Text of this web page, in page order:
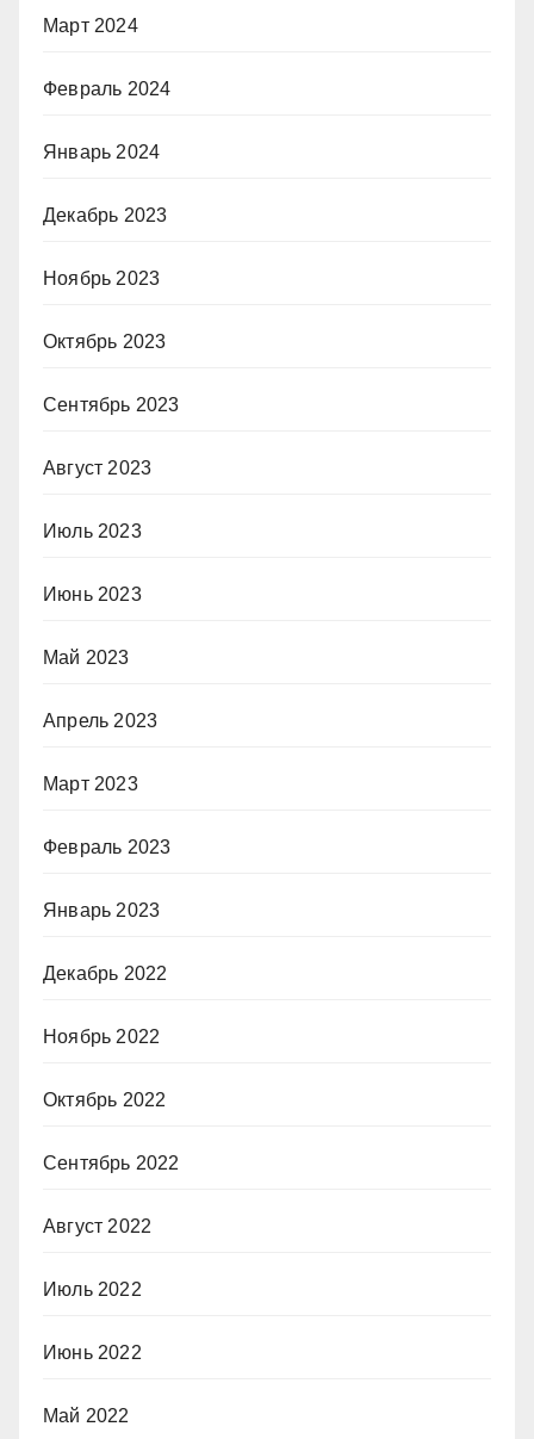
Март 2024
Февраль 2024
Январь 2024
Декабрь 2023
Ноябрь 2023
Октябрь 2023
Сентябрь 2023
Август 2023
Июль 2023
Июнь 2023
Май 2023
Апрель 2023
Март 2023
Февраль 2023
Январь 2023
Декабрь 2022
Ноябрь 2022
Октябрь 2022
Сентябрь 2022
Август 2022
Июль 2022
Июнь 2022
Май 2022